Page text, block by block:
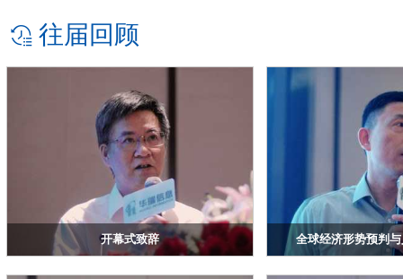
往届回顾
开幕式致辞 全球经济形势预判